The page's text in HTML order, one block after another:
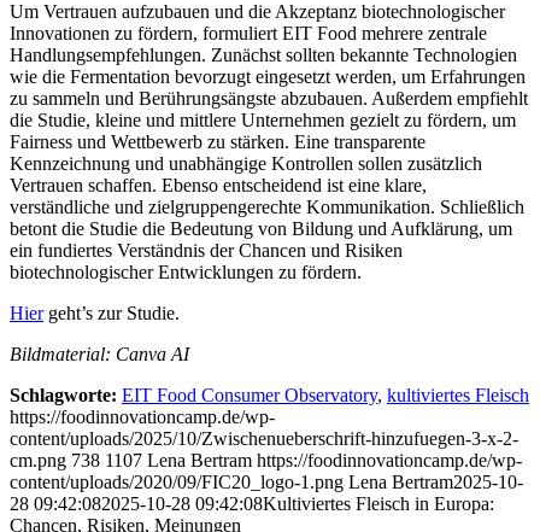
Um Vertrauen aufzubauen und die Akzeptanz biotechnologischer
Innovationen zu fördern, formuliert EIT Food mehrere zentrale
Handlungsempfehlungen. Zunächst sollten bekannte Technologien
wie die Fermentation bevorzugt eingesetzt werden, um Erfahrungen
zu sammeln und Berührungsängste abzubauen. Außerdem empfiehlt
die Studie, kleine und mittlere Unternehmen gezielt zu fördern, um
Fairness und Wettbewerb zu stärken. Eine transparente
Kennzeichnung und unabhängige Kontrollen sollen zusätzlich
Vertrauen schaffen. Ebenso entscheidend ist eine klare,
verständliche und zielgruppengerechte Kommunikation. Schließlich
betont die Studie die Bedeutung von Bildung und Aufklärung, um
ein fundiertes Verständnis der Chancen und Risiken
biotechnologischer Entwicklungen zu fördern.
Hiergeht’s zur Studie.
Bildmaterial: Canva AI
Schlagworte: EIT Food Consumer Observatory, kultiviertes Fleisch
https://foodinnovationcamp.de/wp-
content/uploads/2025/10/Zwischenueberschrift-hinzufuegen-3-x-2-
cm.png 738 1107 Lena Bertram https://foodinnovationcamp.de/wp-
content/uploads/2020/09/FIC20_logo-1.png Lena Bertram2025-10-
28 09:42:082025-10-28 09:42:08Kultiviertes Fleisch in Europa:
Chancen, Risiken, Meinungen